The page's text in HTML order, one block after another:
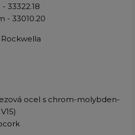
33322.18
- 33010.20
ocel s chrom-molybden-